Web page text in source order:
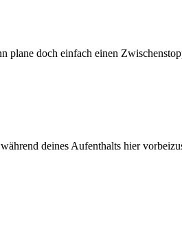
plane doch einfach einen
deines Aufenthalts hier